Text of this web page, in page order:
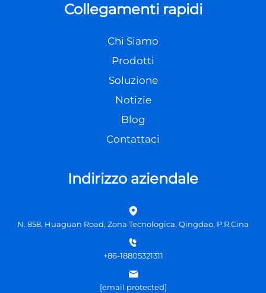
Collegamenti rapidi
Chi Siamo
Prodotti
Soluzione
Notizie
Blog
Contattaci
Indirizzo aziendale
N. 858, Huaguan Road, Zona Tecnologica, Qingdao, P.R.Cina
+86-18805321311
[email protected]